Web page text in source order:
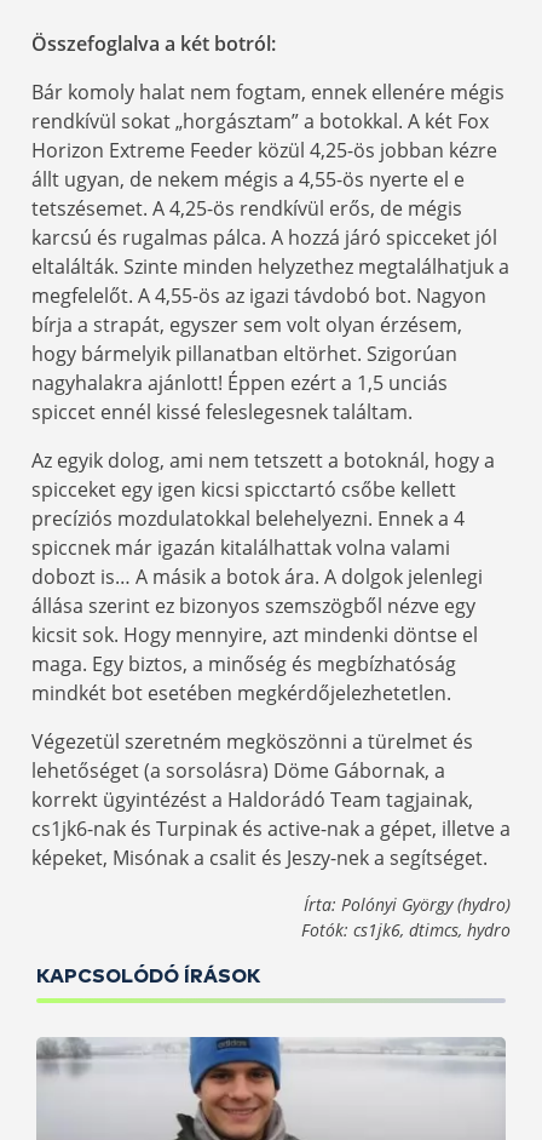
Összefoglalva a két botról:
Bár komoly halat nem fogtam, ennek ellenére mégis
rendkívül sokat „horgásztam” a botokkal. A két Fox
Horizon Extreme Feeder közül 4,25-ös jobban kézre
állt ugyan, de nekem mégis a 4,55-ös nyerte el e
tetszésemet. A 4,25-ös rendkívül erős, de mégis
karcsú és rugalmas pálca. A hozzá járó spicceket jól
eltalálták. Szinte minden helyzethez megtalálhatjuk a
megfelelőt. A 4,55-ös az igazi távdobó bot. Nagyon
bírja a strapát, egyszer sem volt olyan érzésem,
hogy bármelyik pillanatban eltörhet. Szigorúan
nagyhalakra ajánlott! Éppen ezért a 1,5 unciás
spiccet ennél kissé feleslegesnek találtam.
Az egyik dolog, ami nem tetszett a botoknál, hogy a
spicceket egy igen kicsi spicctartó csőbe kellett
precíziós mozdulatokkal belehelyezni. Ennek a 4
spiccnek már igazán kitalálhattak volna valami
dobozt is… A másik a botok ára. A dolgok jelenlegi
állása szerint ez bizonyos szemszögből nézve egy
kicsit sok. Hogy mennyire, azt mindenki döntse el
maga. Egy biztos, a minőség és megbízhatóság
mindkét bot esetében megkérdőjelezhetetlen.
Végezetül szeretném megköszönni a türelmet és
lehetőséget (a sorsolásra) Döme Gábornak, a
korrekt ügyintézést a Haldorádó Team tagjainak,
cs1jk6-nak és Turpinak és active-nak a gépet, illetve a
képeket, Misónak a csalit és Jeszy-nek a segítséget.
Írta: Polónyi György (hydro)
Fotók: cs1jk6, dtimcs, hydro
KAPCSOLÓDÓ ÍRÁSOK